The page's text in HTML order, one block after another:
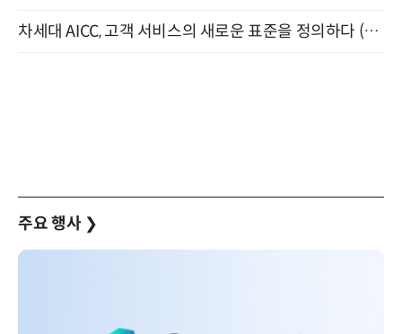
차세대 AICC, 고객 서비스의 새로운 표준을 정의하다 (9/9)
주요 행사 ❯